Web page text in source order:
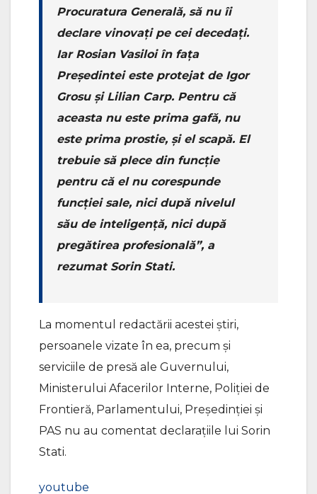
Procuratura Generală, să nu îi
declare vinovați pe cei decedați.
Iar Rosian Vasiloi în fața
Președintei este protejat de Igor
Grosu și Lilian Carp. Pentru că
aceasta nu este prima gafă, nu
este prima prostie, și el scapă. El
trebuie să plece din funcție
pentru că el nu corespunde
funcției sale, nici după nivelul
său de inteligență, nici după
pregătirea profesională”, a
rezumat Sorin Stati.
La momentul redactării acestei știri,
persoanele vizate în ea, precum și
serviciile de presă ale Guvernului,
Ministerului Afacerilor Interne, Poliției de
Frontieră, Parlamentului, Președinției și
PAS nu au comentat declarațiile lui Sorin
Stati.
youtube